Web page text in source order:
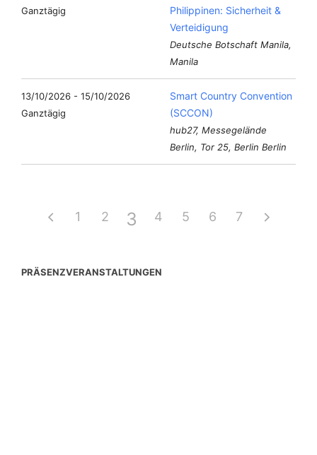
Ganztägig
Philippinen: Sicherheit &
Verteidigung
Deutsche Botschaft Manila,
Manila
13/10/2026 - 15/10/2026
Ganztägig
Smart Country Convention
(SCCON)
hub27, Messegelände
Berlin, Tor 25, Berlin Berlin
1 2 3 4 5 6 7
PRÄSENZVERANSTALTUNGEN